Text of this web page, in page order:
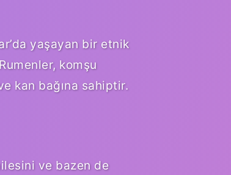
yaşayan bir etnik
komşu
kan bağına sahiptir.
ve bazen de